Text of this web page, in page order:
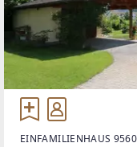
EINFAMILIENHAUS